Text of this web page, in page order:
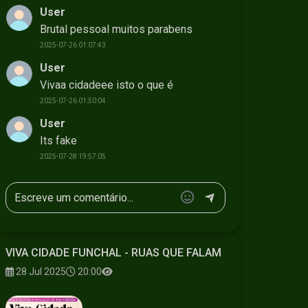
User
Brutal pessoal muitos parabens
2025-07-26 01:07:43
User
Vivaa cidadeee isto o que é
2025-07-26 01:50:04
User
Its fake
2025-07-28 19:57:05
VIVA CIDADE FUNCHAL - RUAS QUE FALAM
28 Jul 2025 20:00